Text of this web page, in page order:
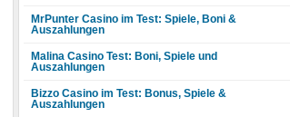
MrPunter Casino im Test: Spiele, Boni &
Auszahlungen
Malina Casino Test: Boni, Spiele und
Auszahlungen
Bizzo Casino im Test: Bonus, Spiele &
Auszahlungen